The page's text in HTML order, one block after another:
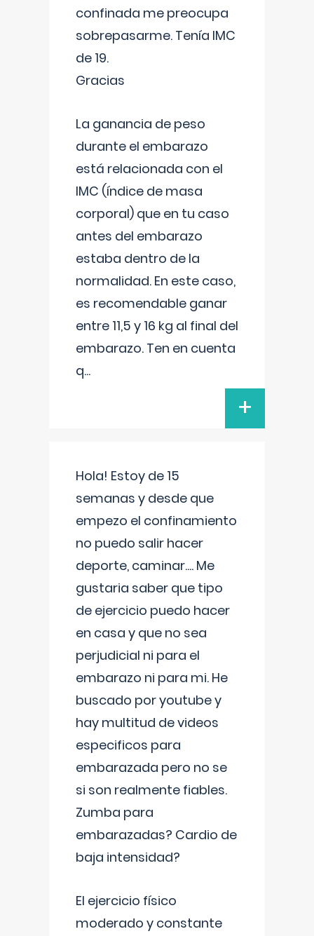
confinada me preocupa
sobrepasarme. Tenía IMC
de 19.
Gracias
La ganancia de peso
durante el embarazo
está relacionada con el
IMC (índice de masa
corporal) que en tu caso
antes del embarazo
estaba dentro de la
normalidad. En este caso,
es recomendable ganar
entre 11,5 y 16 kg al final del
embarazo. Ten en cuenta
q...
+
Hola! Estoy de 15
semanas y desde que
empezo el confinamiento
no puedo salir hacer
deporte, caminar.... Me
gustaria saber que tipo
de ejercicio puedo hacer
en casa y que no sea
perjudicial ni para el
embarazo ni para mi. He
buscado por youtube y
hay multitud de videos
especificos para
embarazada pero no se
si son realmente fiables.
Zumba para
embarazadas? Cardio de
baja intensidad?
El ejercicio físico
moderado y constante